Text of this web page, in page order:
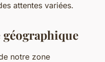
attentes variées.
notre zone